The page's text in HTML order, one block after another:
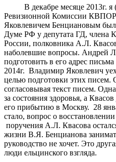
В декабре месяце 2013г. я
Ревизионной Комиссии
Яковлевичем Бенциановым
Думе РФ у депутата ГД, члена
России, полковника А.Л.
наболевшие вопросы. Андрей
подготовить в его адрес
2014г. Владимир Яковлевич
целью подготовки этих писем.
согласовывая текст писем.
за состояния здоровья, а
его прибытию в Москву. 28
стало, вопрос о
поручения А.Л. Квасова
жизни В.Я. Бенцианова
руководство не хочет. Это
люди ельцинского взгляда.